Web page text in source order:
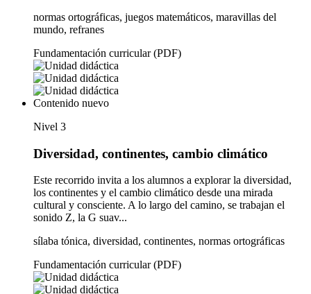
normas ortográficas, juegos matemáticos, maravillas del
mundo, refranes
Fundamentación curricular (PDF)
Contenido nuevo
Nivel 3
Diversidad, continentes, cambio climático
Este recorrido invita a los alumnos a explorar la diversidad,
los continentes y el cambio climático desde una mirada
cultural y consciente. A lo largo del camino, se trabajan el
sonido Z, la G suav...
sílaba tónica, diversidad, continentes, normas ortográficas
Fundamentación curricular (PDF)